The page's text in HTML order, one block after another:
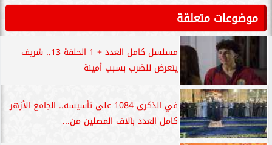
موضوعات متعلقة
مسلسل كامل العدد + 1 الحلقة 13.. شريف
يتعرض للضرب بسبب أمينة
في الذكرى 1084 على تأسيسه.. الجامع الأزهر
كامل العدد بآلاف المصلين من...